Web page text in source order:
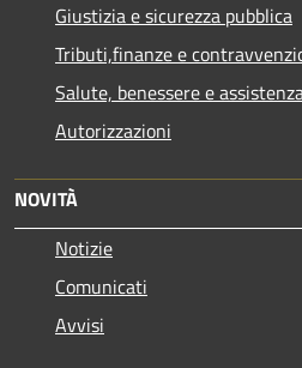
Giustizia e sicurezza pubblica
Tributi,finanze e
Salute, benessere e
Autorizzazioni
NOVITÀ
Notizie
Comunicati
Avvisi